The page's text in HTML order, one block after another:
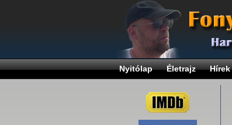
Nyitólap Életrajz Hírek